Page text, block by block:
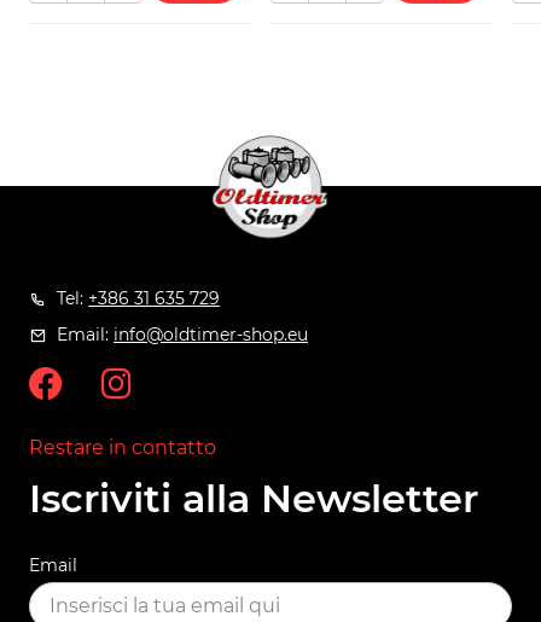
Tel: +386 31 635 729
Email: info@oldtimer-shop.eu
Restare in contatto
Iscriviti alla Newsletter
Email